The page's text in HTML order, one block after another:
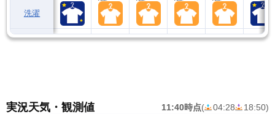
洗濯
実況天気・観測値 11:40時点( 04:28 18:50)